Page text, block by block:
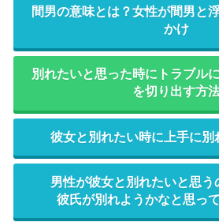
間男の意味とは？女性が間男と
かけ
別れたいと思った時にトラブル
を切り出す方
彼女と別れたい時に上手に別
男性が彼女と別れたいと思う
彼氏が別れようかなと思っ